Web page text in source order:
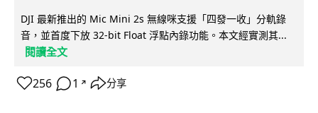
DJI 最新推出的 Mic Mini 2s 無線咪支援「四發一收」分軌錄
音，並首度下放 32-bit Float 浮點內錄功能。本文經實測其...
閱讀全文
256 1 ↗ 分享